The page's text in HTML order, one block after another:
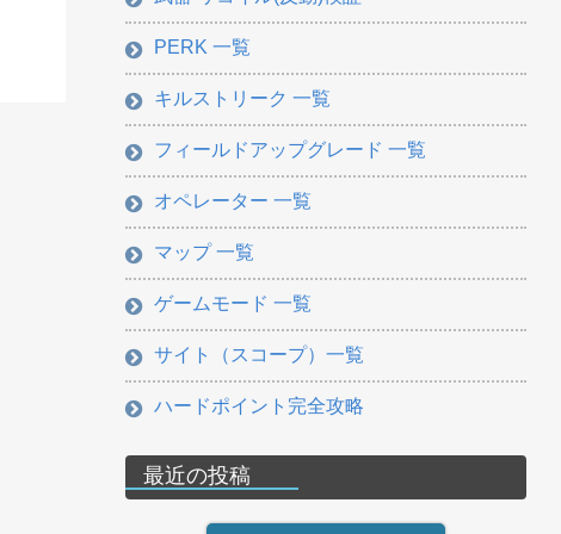
PERK 一覧
キルストリーク 一覧
フィールドアップグレード 一覧
オペレーター 一覧
マップ 一覧
ゲームモード 一覧
サイト（スコープ）一覧
ハードポイント完全攻略
最近の投稿